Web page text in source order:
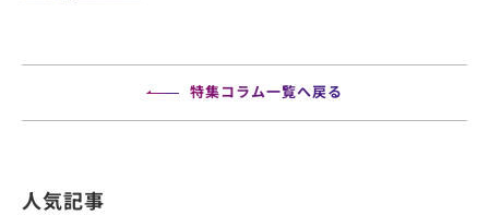
特集コラム一覧へ戻る
人気記事